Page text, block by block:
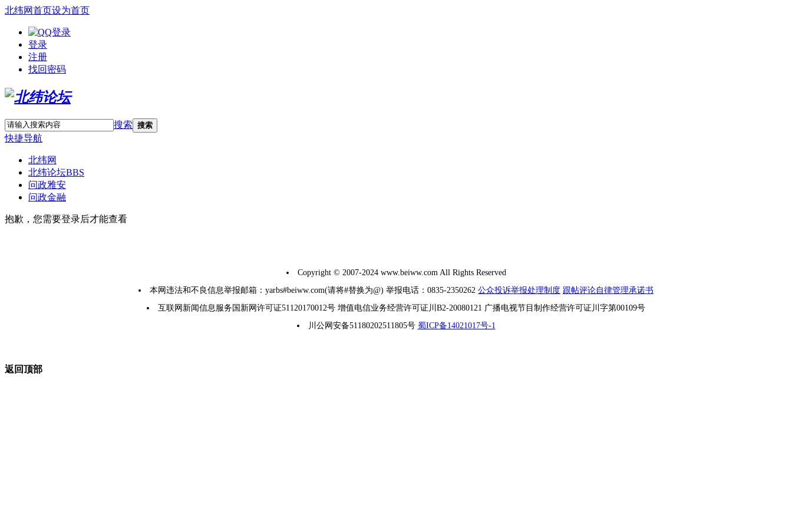
北纬网首页设为首页
登录
注册
找回密码
搜索 搜索
快捷导航
北纬网
北纬论坛BBS
问政雅安
问政金融
抱歉，您需要登录后才能查看
Copyright © 2007-2024 www.beiww.com All Rights Reserved
本网违法和不良信息举报邮箱：yarbs#beiww.com(请将#替换为@) 举报电话：0835-2350262 公众投诉举报处理制度 跟帖评论自律管理承诺书
互联网新闻信息服务国新网许可证51120170012号 增值电信业务经营许可证川B2-20080121 广播电视节目制作经营许可证川字第00109号
川公网安备51180202511805号 蜀ICP备14021017号-1
返回顶部